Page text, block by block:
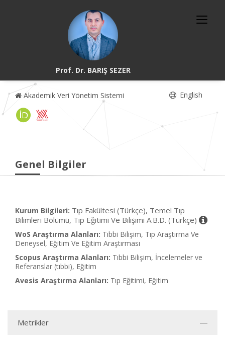
Prof. Dr. BARIŞ SEZER
Akademik Veri Yönetim Sistemi English
Genel Bilgiler
Kurum Bilgileri: Tıp Fakültesi (Türkçe), Temel Tıp
Bilimleri Bölümü, Tıp Eğitimi Ve Bilişimi A.B.D. (Türkçe)
WoS Araştırma Alanları: Tıbbi Bilişim, Tıp Araştırma Ve
Deneysel, Eğitim Ve Eğitim Araştırması
Scopus Araştırma Alanları: Tıbbi Bilişim, İncelemeler ve
Referanslar (tıbbi), Eğitim
Avesis Araştırma Alanları: Tıp Eğitimi, Eğitim
Metrikler